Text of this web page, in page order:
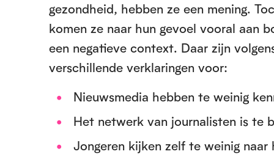
gezondheid, hebben ze een mening.
komen ze naar hun gevoel vooral aan
een negatieve context. Daar zijn
verschillende verklaringen voor:
Nieuwsmedia hebben te weinig
Het netwerk van journalisten is te
Jongeren kijken zelf te weinig